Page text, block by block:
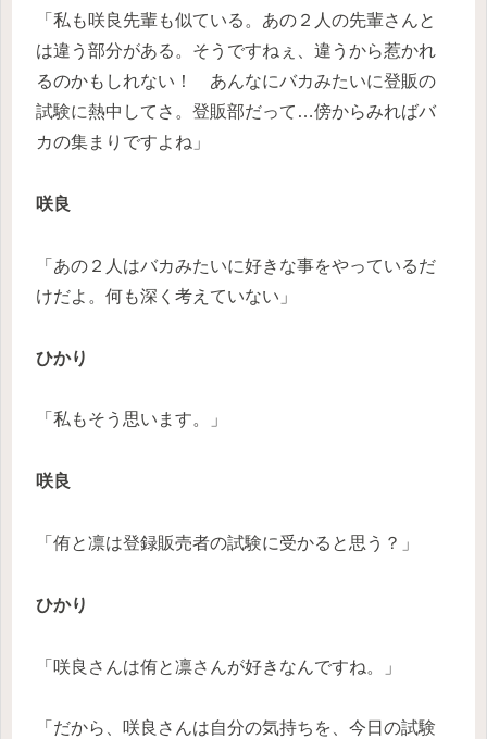
「私も咲良先輩も似ている。あの２人の先輩さんと
は違う部分がある。そうですねぇ、違うから惹かれ
るのかもしれない！ あんなにバカみたいに登販の
試験に熱中してさ。登販部だって…傍からみればバ
カの集まりですよね」
咲良
「あの２人はバカみたいに好きな事をやっているだ
けだよ。何も深く考えていない」
ひかり
「私もそう思います。」
咲良
「侑と凛は登録販売者の試験に受かると思う？」
ひかり
「咲良さんは侑と凛さんが好きなんですね。」
「だから、咲良さんは自分の気持ちを、今日の試験